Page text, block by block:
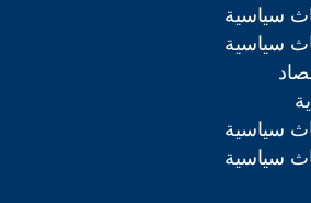
سياسية
سياسية
سياسية
سياسية